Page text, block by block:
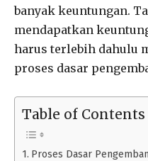
banyak keuntungan.
mendapatkan
harus terlebih dahulu
proses dasar
Table of Contents
Proses Dasar